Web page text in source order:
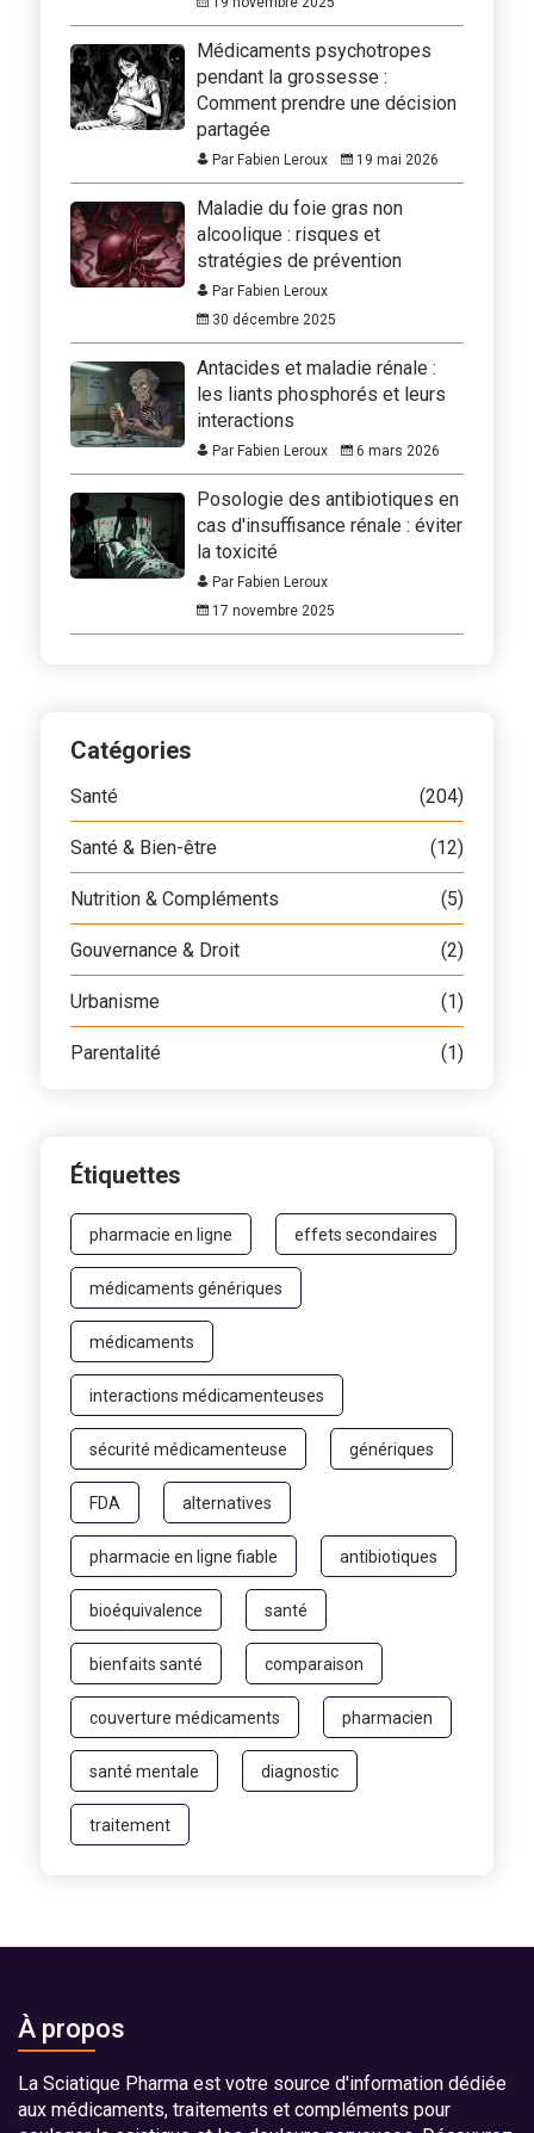
Médicaments psychotropes
pendant la grossesse :
Comment prendre une décision
partagée
Par Fabien Leroux 19 mai 2026
Maladie du foie gras non
alcoolique : risques et
stratégies de prévention
Par Fabien Leroux
30 décembre 2025
Antacides et maladie rénale :
les liants phosphorés et leurs
interactions
Par Fabien Leroux 6 mars 2026
Posologie des antibiotiques en
cas d'insuffisance rénale : éviter
la toxicité
Par Fabien Leroux
17 novembre 2025
Catégories
Santé (204)
Santé & Bien-être (12)
Nutrition & Compléments (5)
Gouvernance & Droit (2)
Urbanisme (1)
Parentalité (1)
Étiquettes
pharmacie en ligne effets secondaires
médicaments génériques
médicaments
interactions médicamenteuses
sécurité médicamenteuse génériques
FDA alternatives
pharmacie en ligne fiable antibiotiques
bioéquivalence santé
bienfaits santé comparaison
couverture médicaments pharmacien
santé mentale diagnostic
traitement
À propos
La Sciatique Pharma est votre source d'information dédiée
aux médicaments, traitements et compléments pour